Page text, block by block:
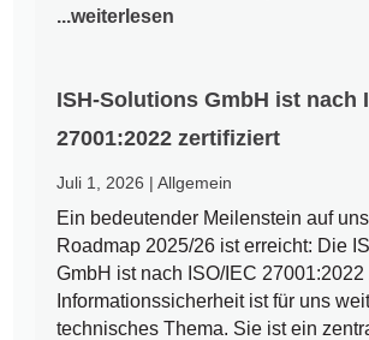
...weiterlesen
ISH-Solutions GmbH ist nach
27001:2022 zertifiziert
Juli 1, 2026 |Allgemein
Ein bedeutender Meilenstein auf
Roadmap 2025/26 ist erreicht: Die
GmbH ist nach ISO/IEC 27001:2022
Informationssicherheit ist für uns
technisches Thema. Sie ist ein